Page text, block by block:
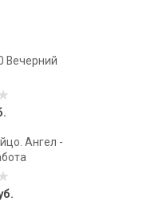
Вечерний
Ангел -